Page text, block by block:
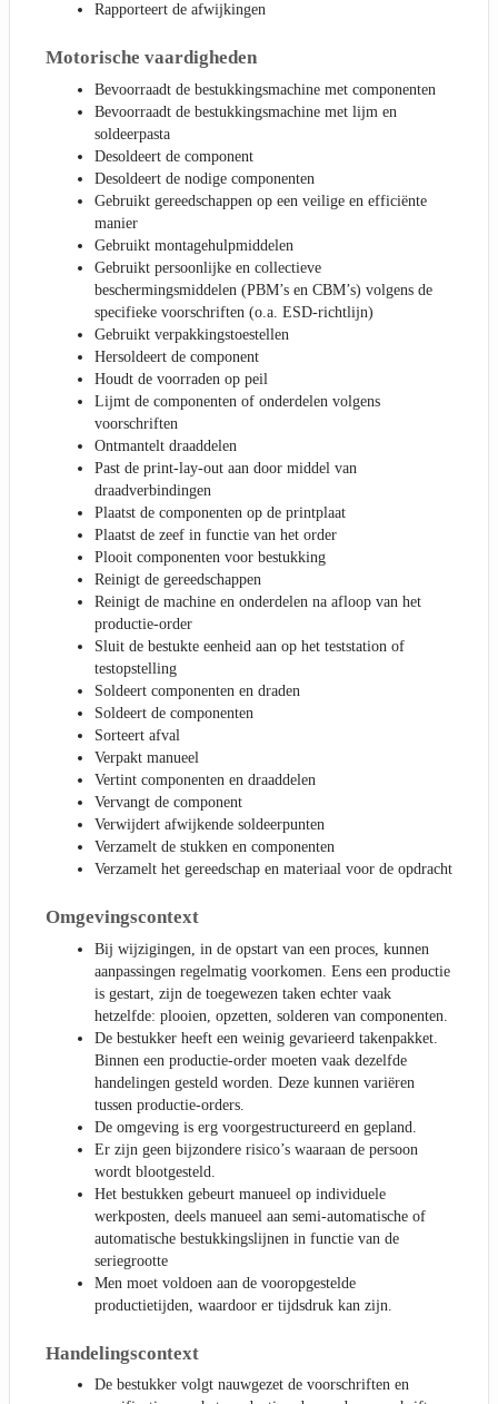
Rapporteert de afwijkingen
Motorische vaardigheden
Bevoorraadt de bestukkingsmachine met componenten
Bevoorraadt de bestukkingsmachine met lijm en
soldeerpasta
Desoldeert de component
Desoldeert de nodige componenten
Gebruikt gereedschappen op een veilige en efficiënte
manier
Gebruikt montagehulpmiddelen
Gebruikt persoonlijke en collectieve
beschermingsmiddelen (PBM’s en CBM’s) volgens de
specifieke voorschriften (o.a. ESD-richtlijn)
Gebruikt verpakkingstoestellen
Hersoldeert de component
Houdt de voorraden op peil
Lijmt de componenten of onderdelen volgens
voorschriften
Ontmantelt draaddelen
Past de print-lay-out aan door middel van
draadverbindingen
Plaatst de componenten op de printplaat
Plaatst de zeef in functie van het order
Plooit componenten voor bestukking
Reinigt de gereedschappen
Reinigt de machine en onderdelen na afloop van het
productie-order
Sluit de bestukte eenheid aan op het teststation of
testopstelling
Soldeert componenten en draden
Soldeert de componenten
Sorteert afval
Verpakt manueel
Vertint componenten en draaddelen
Vervangt de component
Verwijdert afwijkende soldeerpunten
Verzamelt de stukken en componenten
Verzamelt het gereedschap en materiaal voor de opdracht
Omgevingscontext
Bij wijzigingen, in de opstart van een proces, kunnen
aanpassingen regelmatig voorkomen. Eens een productie
is gestart, zijn de toegewezen taken echter vaak
hetzelfde: plooien, opzetten, solderen van componenten.
De bestukker heeft een weinig gevarieerd takenpakket.
Binnen een productie-order moeten vaak dezelfde
handelingen gesteld worden. Deze kunnen variëren
tussen productie-orders.
De omgeving is erg voorgestructureerd en gepland.
Er zijn geen bijzondere risico’s waaraan de persoon
wordt blootgesteld.
Het bestukken gebeurt manueel op individuele
werkposten, deels manueel aan semi-automatische of
automatische bestukkingslijnen in functie van de
seriegrootte
Men moet voldoen aan de vooropgestelde
productietijden, waardoor er tijdsdruk kan zijn.
Handelingscontext
De bestukker volgt nauwgezet de voorschriften en